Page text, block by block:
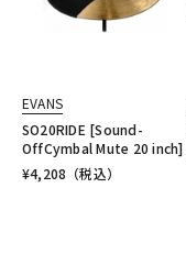
EVANS
SO20RIDE [Sound-
OffCymbal Mute 20 inch]
¥4,208 （税込）